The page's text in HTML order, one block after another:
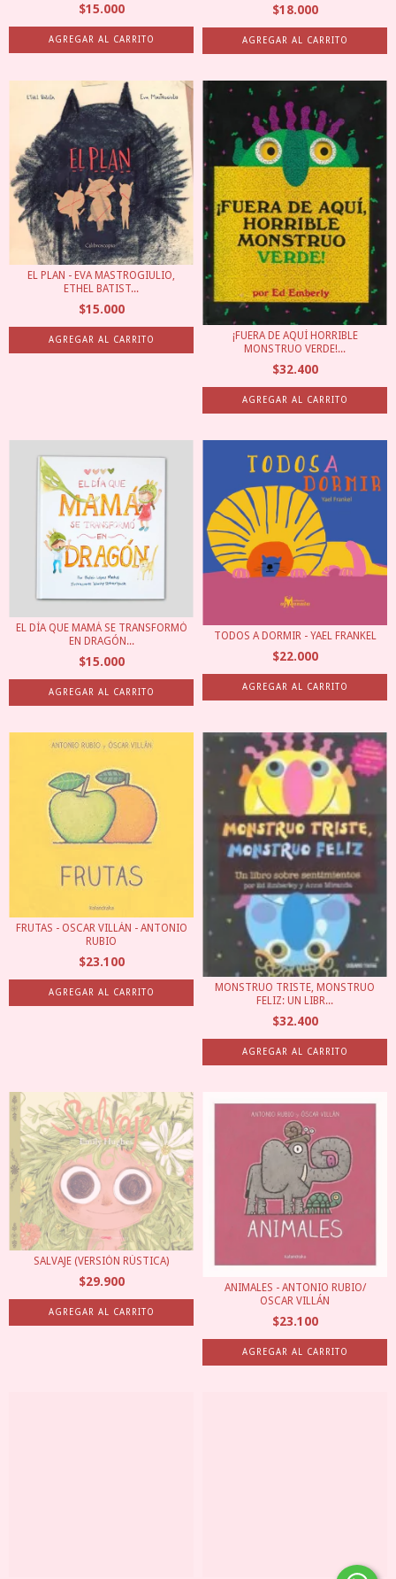
$15.000 $18.000
EL PLAN - EVA MASTROGIULIO,
ETHEL BATIST...
$15.000
¡FUERA DE AQUÍ HORRIBLE
MONSTRUO VERDE!...
$32.400
EL DÍA QUE MAMÁ SE TRANSFORMÓ
EN DRAGÓN...
$15.000
TODOS A DORMIR - YAEL FRANKEL
$22.000
FRUTAS - OSCAR VILLÁN - ANTONIO
RUBIO
$23.100
MONSTRUO TRISTE, MONSTRUO
FELIZ: UN LIBR...
$32.400
SALVAJE (VERSIÓN RÚSTICA)
$29.900
ANIMALES - ANTONIO RUBIO/
OSCAR VILLÁN
$23.100